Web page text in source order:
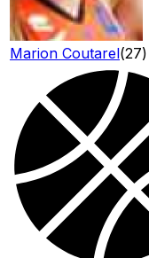
Marion Coutarel(27)